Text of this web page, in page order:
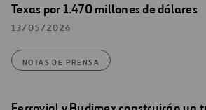
Texas por 1.470 millones de dólares
13/05/2026
NOTAS DE PRENSA